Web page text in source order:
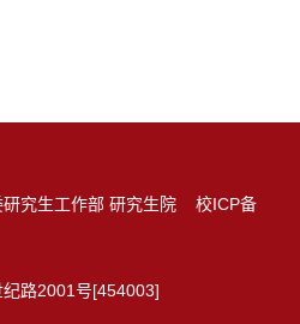
研究生工作部 研究生院 校ICP备
路2001号[454003]